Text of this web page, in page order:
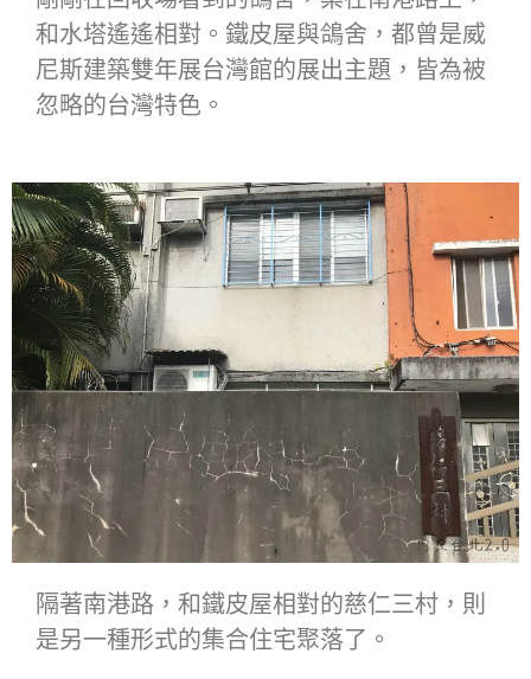
和水塔遙遙相對。鐵皮屋與鴿舍，都曾是威
尼斯建築雙年展台灣館的展出主題，皆為被
忽略的台灣特色。
隔著南港路，和鐵皮屋相對的慈仁三村，則
是另一種形式的集合住宅聚落了。